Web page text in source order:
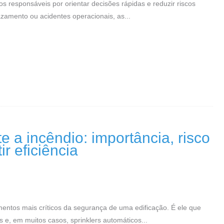
responsáveis por orientar decisões rápidas e reduzir riscos
ou acidentes operacionais, as...
a incêndio: importância, risco
eficiência
mais críticos da segurança de uma edificação. É ele que
em muitos casos, sprinklers automáticos...